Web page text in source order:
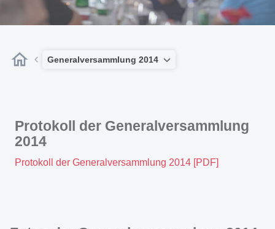
Generalversammlung 2014
Protokoll der Generalversammlung
2014
Protokoll der Generalversammlung 2014 [PDF]